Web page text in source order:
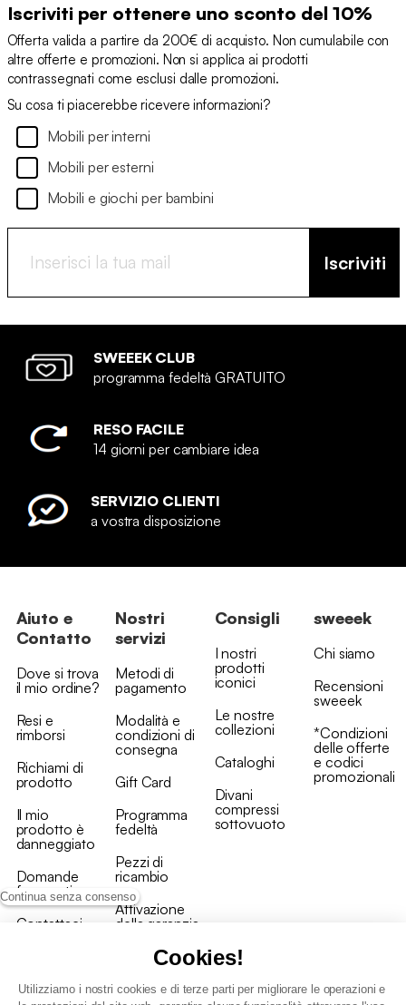
Continua senza consenso
Cookies!
Utilizziamo i nostri cookies e di terze parti per migliorare le operazioni e
Iscriviti per ottenere uno sconto del 10%
Offerta valida a partire da 200€ di acquisto. Non cumulabile con
altre offerte e promozioni. Non si applica ai prodotti
contrassegnati come esclusi dalle promozioni.
Su cosa ti piacerebbe ricevere informazioni?
Mobili per interni
Mobili per esterni
Mobili e giochi per bambini
Iscriviti
SWEEEK CLUB
programma fedeltà GRATUITO
RESO FACILE
14 giorni per cambiare idea
SERVIZIO CLIENTI
a vostra disposizione
Aiuto e
Contatto
Dove si trova
il mio ordine?
Resi e
rimborsi
Richiami di
prodotto
Il mio
prodotto è
danneggiato
Domande
frequenti
Contattaci
Nostri
servizi
Metodi di
pagamento
Modalità e
condizioni di
consegna
Gift Card
Programma
fedeltà
Pezzi di
ricambio
Attivazione
della garanzia
Consigli
I nostri
prodotti
iconici
Le nostre
collezioni
Cataloghi
Divani
compressi
sottovuoto
sweeek
Chi siamo
Recensioni
sweeek
*Condizioni
delle offerte
e codici
promozionali